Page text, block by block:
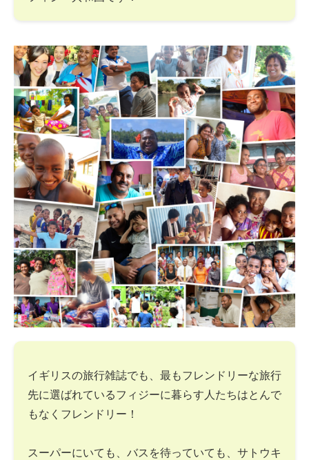
イギリスの旅行雑誌でも、最もフレンドリーな旅行
先に選ばれているフィジーに暮らす人たちはとんで
もなくフレンドリー！
スーパーにいても、バスを待っていても、サトウキ